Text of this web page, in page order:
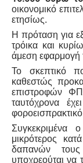
οικονομικό
ετησίως.
Η πρόταση για
τρόικα και
άμεση εφαρμογή
Το σκεπτικό
καθεστώς
επιστροφών
ταυτόχρονα
μικρότερος
δαπανών
υποχρεούται να